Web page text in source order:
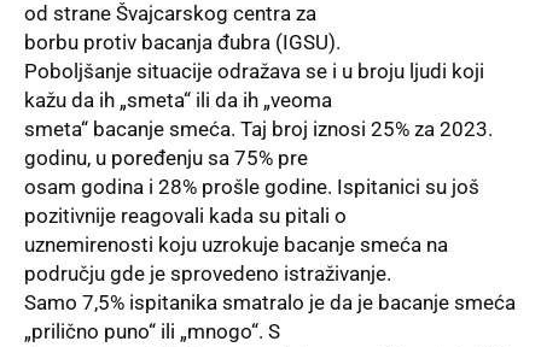
od strane Švajcarskog centra za
borbu protiv bacanja đubra (IGSU).
Poboljšanje situacije odražava se i u broju ljudi koji
kažu da ih „smeta“ ili da ih „veoma
smeta“ bacanje smeća. Taj broj iznosi 25% za 2023.
godinu, u poređenju sa 75% pre
osam godina i 28% prošle godine. Ispitanici su još
pozitivnije reagovali kada su pitali o
uznemirenosti koju uzrokuje bacanje smeća na
području gde je sprovedeno istraživanje.
Samo 7,5% ispitanika smatralo je da je bacanje smeća
„prilično puno“ ili „mnogo“. S